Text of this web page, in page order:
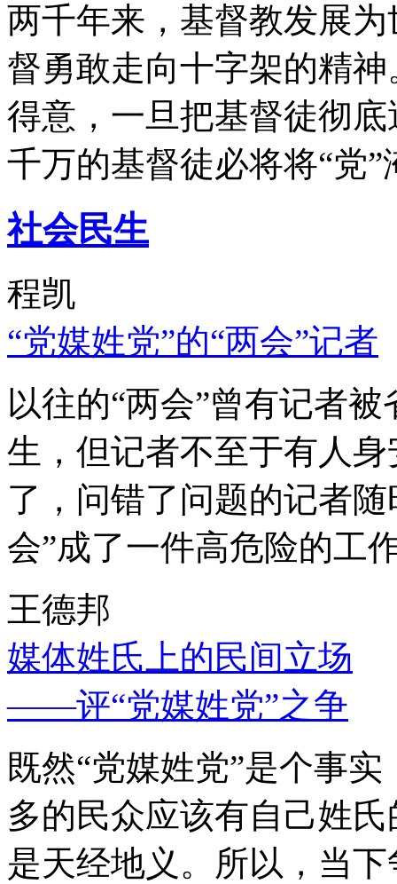
两千年来，基督教发展
督勇敢走向十字架的精
得意，一旦把基督徒彻
千万的基督徒必将将“党”
社会民生
程凯
“党媒姓党”的“两会”记者
以往的“两会”曾有记者
生，但记者不至于有人
了，问错了问题的记者
会”成了一件高危险的工
王德邦
媒体姓氏上的民间立场
——评“党媒姓党”之争
既然“党媒姓党”是个事
多的民众应该有自己姓
是天经地义。所以，当